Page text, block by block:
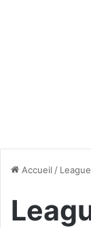
Accueil /